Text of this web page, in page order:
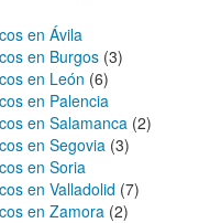
en Ávila
en Burgos (3)
en León (6)
en Palencia
en Salamanca (2)
en Segovia (3)
en Soria
en Valladolid (7)
en Zamora (2)